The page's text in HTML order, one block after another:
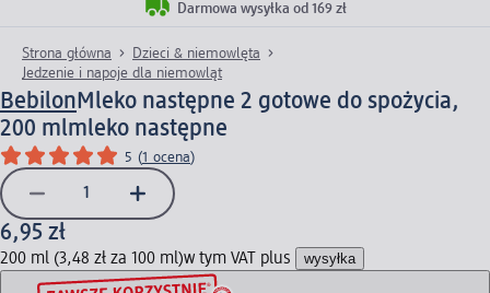
Darmowa wysyłka od 169 zł
Strona główna
Dzieci & niemowlęta
Jedzenie i napoje dla niemowląt
BebilonMleko następne 2 gotowe do spożycia,
200 mlmleko następne
5 (1 ocena)
6,95 zł
200 ml (3,48 zł za 100 ml)w tym VAT plus wysyłka